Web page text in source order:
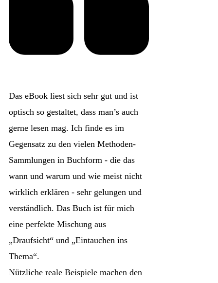
Das eBook liest sich sehr gut und ist
optisch so gestaltet, dass man’s auch
gerne lesen mag. Ich finde es im
Gegensatz zu den vielen Methoden-
Sammlungen in Buchform - die das
wann und warum und wie meist nicht
wirklich erklären - sehr gelungen und
verständlich. Das Buch ist für mich
eine perfekte Mischung aus
„Draufsicht“ und „Eintauchen ins
Thema“.
Nützliche reale Beispiele machen den